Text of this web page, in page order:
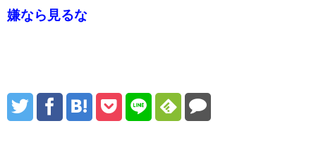
嫌なら見るな